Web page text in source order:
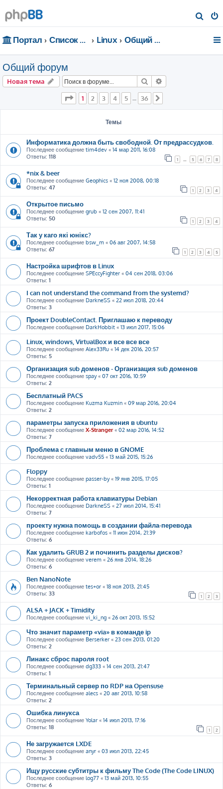
о
Портал Список форумов Linux Общий форум
Общий форум
Новая тема Поиск
Страница из 36
1 2 3 4 5 … 36
Темы
Информатика должна быть свободной. От предрассудков.
Последнее сообщение tim4dev « 14 мар 2011, 16:08
Ответы: 118 1 5 6 7 8
*nix & beer
Последнее сообщение Geophics « 12 ноя 2008, 00:18
Ответы: 47 1 2 3 4
Открытое письмо
Последнее сообщение grub « 12 сен 2007, 11:41
Ответы: 50 1 2 3 4
Так у каго які юнікс?
Последнее сообщение bsw_m « 06 авг 2007, 14:58
Ответы: 67 1 2 3 4 5
Настройка шрифтов в Linux
Последнее сообщение SPEccyFighter « 04 сен 2018, 03:06
Ответы: 1
I can not understand the command from the systemd?
Последнее сообщение DarkneSS « 22 июл 2018, 20:44
Ответы: 3
Проект DoubleContact. Приглашаю к переводу
Последнее сообщение DarkHobbit « 13 июл 2017, 15:06
Linux, windows, VirtualBox и все все все
Последнее сообщение Alex33Ru « 14 дек 2016, 20:57
Ответы: 5
Организация sub доменов - Организация sub доменов
Последнее сообщение spay« 07 окт 2016, 10:59
Ответы: 2
Бесплатный PACS
Последнее сообщение Kuzma Kuzmin « 09 мар 2016, 20:04
Ответы: 2
параметры запуска приложения в ubuntu
Последнее сообщение X-Stranger« 02 мар 2016, 14:52
Ответы: 7
Проблема с главным меню в GNOME
Последнее сообщение vadv55 « 13 май 2015, 15:26
Floppy
Последнее сообщение passer-by« 19 янв 2015, 17:05
Ответы: 1
Некорректная работа клавиатуры Debian
Последнее сообщение DarkneSS « 27 июл 2014, 15:41
Ответы: 7
проекту нужна помощь в создании файла-перевода
Последнее сообщение karbofos « 11 июн 2014, 21:39
Ответы: 6
Как удалить GRUB 2 и починить разделы дисков?
Последнее сообщение verem « 26 янв 2014, 18:26
Ответы: 6
Ben NanoNote
Последнее сообщение tes+or « 18 ноя 2013, 21:45
Ответы: 33 1 2 3
ALSA + JACK + Timidity
Последнее сообщение vi_ki_ng « 26 окт 2013, 15:52
Что значит параметр «via» в команде ip
Последнее сообщение Berserker « 23 сен 2013, 01:20
Ответы: 2
Линакс сброс пароля root
Последнее сообщение dg333 « 14 сен 2013, 21:47
Ответы: 1
Терминальный сервер по RDP на Opensuse
Последнее сообщение alecs « 20 авг 2013, 10:58
Ответы: 2
Ошибка линукса
Последнее сообщение Yolar « 14 июл 2013, 17:16
Ответы: 18 1 2
Не загружается LXDE
Последнее сообщение anyr « 03 июл 2013, 22:45
Ответы: 3
Ищу русские субтитры к фильму The Code (The Code LINUX)
Последнее сообщение log77 « 13 май 2013, 10:55
Ответы: 6